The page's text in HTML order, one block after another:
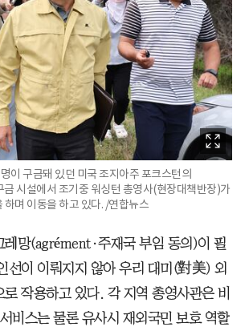
이 구금돼 있던 미국 조지아주 포크스턴의
시설에서 조기중 워싱턴 총영사(현장대책반장)가
하며 이동을 하고 있다. /연합뉴스
레망(agrément·주재국 부임 동의)이 필
선이 이뤄지지 않아 우리 대미(對美) 외
작용하고 있다. 각 지역 총영사관은 비
비스는 물론 유사시 재외국민 보호 역할